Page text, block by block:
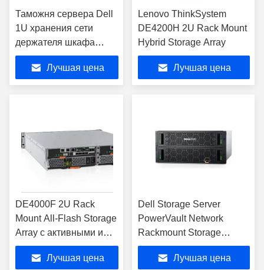
Таможня сервера Dell
1U хранения сети
держателя шкафа
PowerEdge ST550
Лучшая цена
Lenovo ThinkSystem
DE4200H 2U Rack Mount
Hybrid Storage Array
Лучшая цена
DE4000F 2U Rack
Mount All-Flash Storage
Array с активными и
активными
контроллерами
Лучшая цена
Dell Storage Server
PowerVault Network
Rackmount Storage
Server ME5024 ME4024
ME5012 RAID SAN/DAS
Лучшая цена